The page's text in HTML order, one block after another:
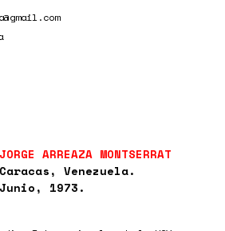
JORGE ARREAZA MONTSERRAT
Caracas, Venezuela.
Junio, 1973.